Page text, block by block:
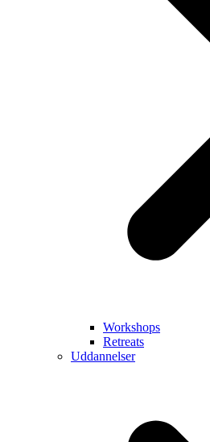
Workshops
Retreats
Uddannelser